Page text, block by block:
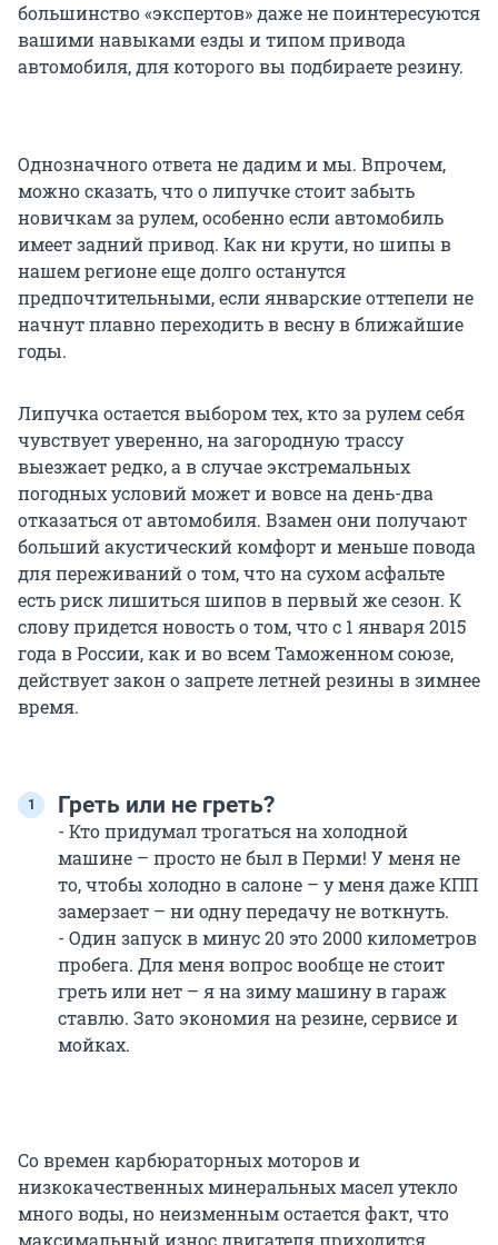
большинство «экспертов» даже не поинтересуются
вашими навыками езды и типом привода
автомобиля, для которого вы подбираете резину.
Однозначного ответа не дадим и мы. Впрочем,
можно сказать, что о липучке стоит забыть
новичкам за рулем, особенно если автомобиль
имеет задний привод. Как ни крути, но шипы в
нашем регионе еще долго останутся
предпочтительными, если январские оттепели не
начнут плавно переходить в весну в ближайшие
годы.
Липучка остается выбором тех, кто за рулем себя
чувствует уверенно, на загородную трассу
выезжает редко, а в случае экстремальных
погодных условий может и вовсе на день-два
отказаться от автомобиля. Взамен они получают
больший акустический комфорт и меньше повода
для переживаний о том, что на сухом асфальте
есть риск лишиться шипов в первый же сезон. К
слову придется новость о том, что с 1 января 2015
года в России, как и во всем Таможенном союзе,
действует закон о запрете летней резины в зимнее
время.
Греть или не греть?
- Кто придумал трогаться на холодной
машине – просто не был в Перми! У меня не
то, чтобы холодно в салоне – у меня даже КПП
замерзает – ни одну передачу не воткнуть.
- Один запуск в минус 20 это 2000 километров
пробега. Для меня вопрос вообще не стоит
греть или нет – я на зиму машину в гараж
ставлю. Зато экономия на резине, сервисе и
мойках.
Со времен карбюраторных моторов и
низкокачественных минеральных масел утекло
много воды, но неизменным остается факт, что
максимальный износ двигателя приходится